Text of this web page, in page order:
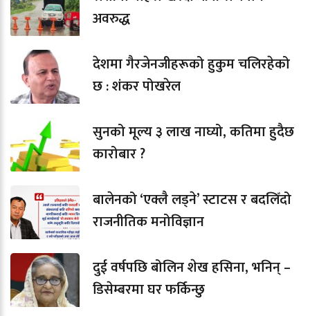
अवरुद्ध
देशमा गैरजेनजीहरूको हुकुम चलिरहेको
छ : शंकर पोखरेल
सुनको मूल्य ३ लाख नाघ्यो, कतिमा हुदैछ
कारोबार ?
बालेनको ‘एक्लै लड्ने’ स्टाटस र बदलिँदो
राजनीतिक मनोविज्ञान
दुई वर्षपछि बोलिन शेख हसिना, भनिन् –
डिसेम्बरमा घर फर्किन्छु